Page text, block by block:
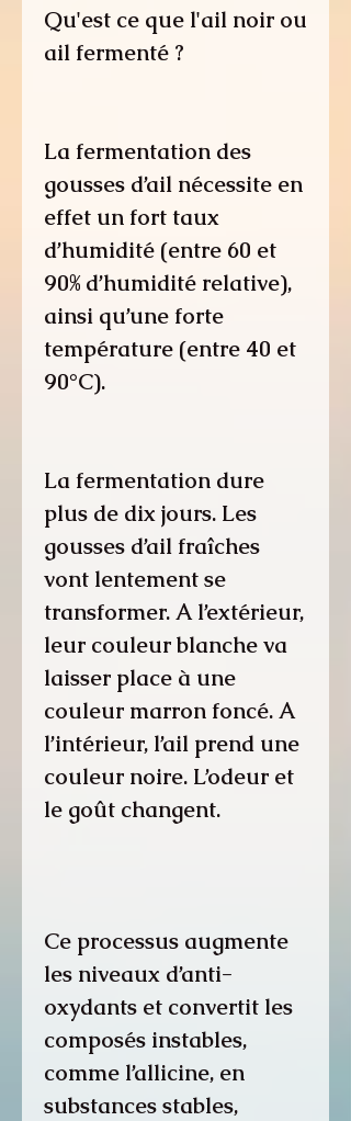
Qu'est ce que l'ail noir ou
ail fermenté ?
La fermentation des
gousses d’ail nécessite en
effet un fort taux
d’humidité (entre 60 et
90% d’humidité relative),
ainsi qu’une forte
température (entre 40 et
90°C).
La fermentation dure
plus de dix jours. Les
gousses d’ail fraîches
vont lentement se
transformer. A l’extérieur,
leur couleur blanche va
laisser place à une
couleur marron foncé. A
l’intérieur, l’ail prend une
couleur noire. L’odeur et
le goût changent.
Ce processus augmente
les niveaux d’anti-
oxydants et convertit les
composés instables,
comme l’allicine, en
substances stables,